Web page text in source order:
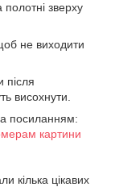
полотні зверху
не виходити
після
висохнути.
посиланням:
картини
кілька цікавих